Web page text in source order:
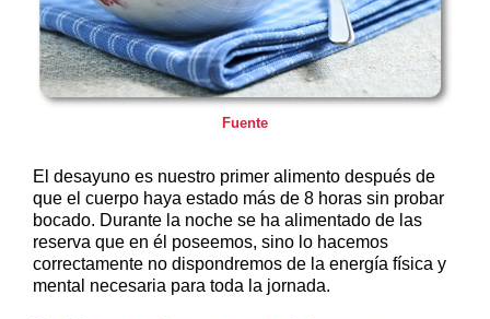
Fuente
El desayuno es nuestro primer alimento después de
que el cuerpo haya estado más de 8 horas sin probar
bocado. Durante la noche se ha alimentado de las
reserva que en él poseemos, sino lo hacemos
correctamente no dispondremos de la energía física y
mental necesaria para toda la jornada.